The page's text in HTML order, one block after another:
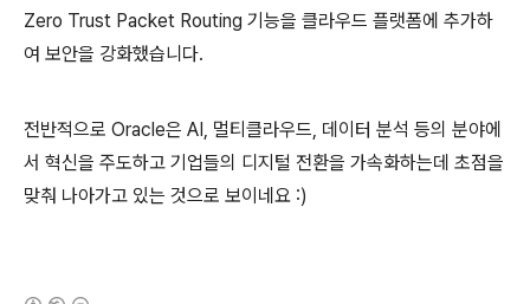
Zero Trust Packet Routing 기능을 클라우드 플랫폼에 추가하
여 보안을 강화했습니다.
전반적으로 Oracle은 AI, 멀티클라우드, 데이터 분석 등의 분야에
서 혁신을 주도하고 기업들의 디지털 전환을 가속화하는데 초점을
맞춰 나아가고 있는 것으로 보이네요 :)